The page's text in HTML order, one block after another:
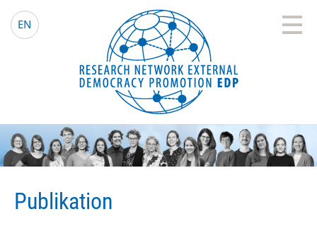
EN EDP Network
Deutsche Website
Publikation